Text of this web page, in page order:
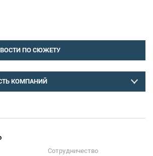
ПО СЮЖЕТУ
КОМПАНИЙ
Сотрудничество